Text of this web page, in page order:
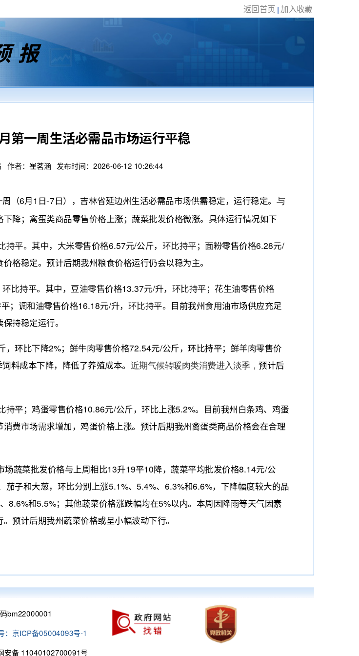
返回首页 | 加入收藏
报
第一周生活必需品市场运行平稳
作者：崔茗涵 发布时间：2026-06-12 10:26:44
6月1日-7日），吉林省延边州生活必需品市场供需稳定，运行稳定。
与
降；禽蛋类商品零售价格上涨；蔬菜批发价格微涨。具体运行情况如下
平。其中，大米零售价格6.57元/公斤，环比持平；面粉零售价格6.28元/
格稳定。预计后期我州粮食价格运行仍会以稳为主。
持平。其中，豆油零售价格13.37元/升，环比持平；花生油零售价格
；调和油零售价格16.18元/升，环比持平。目前我州食用油市场供应充足
持稳定运行。
环比下降2%；鲜牛肉零售价格72.54元/公斤，环比持平；鲜羊肉零售价
料成本下降，降低了养殖成本。
近期气候转暖肉类消费进入淡季，预计后
平；鸡蛋零售价格10.86元/公斤，环比上涨5.2%。目前我州白条鸡、鸡蛋
费市场需求增加，鸡蛋价格上涨。预计后期我州禽蛋类商品价格会在合理
蔬菜批发价格与上周相比13升19平10降，蔬菜平均批发价格8.14元/公
子和大葱，环比分别上涨5.1%、5.4%、6.3%和6.6%，下降幅度较大的品
8.6%和5.5%；其他蔬菜价格涨跌幅均在5%以内。本周因降雨等天气因素
预计后期我州蔬菜价格或呈小幅波动下行。
bm22000001
：京ICP备05004093号-1
安备 11040102700091号